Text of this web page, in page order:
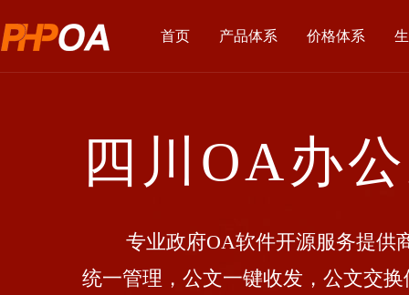
首页 产品体系 价格体系
四川OA办
专业政府OA软件开源服务提供商
统一管理，公文一键收发，公文交